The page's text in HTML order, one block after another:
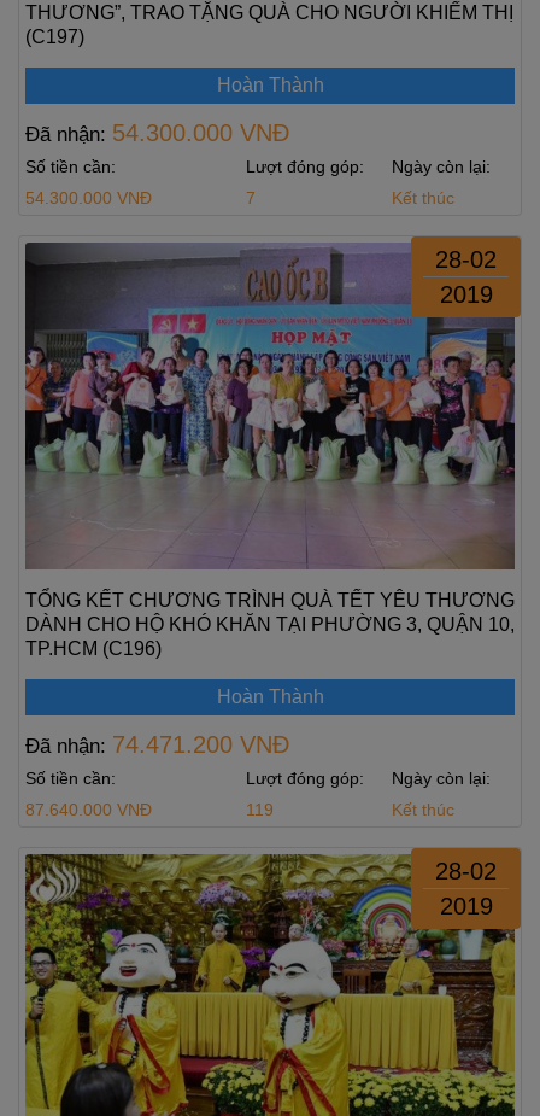
THƯƠNG”, TRAO TẶNG QUÀ CHO NGƯỜI KHIẾM THỊ
(C197)
Hoàn Thành
Đã nhận: 54.300.000 VNĐ
Số tiền cần:
54.300.000 VNĐ
Lượt đóng góp:
7
Ngày còn lại:
Kết thúc
28-02
2019
TỔNG KẾT CHƯƠNG TRÌNH QUÀ TẾT YÊU THƯƠNG
DÀNH CHO HỘ KHÓ KHĂN TẠI PHƯỜNG 3, QUẬN 10,
TP.HCM (C196)
Hoàn Thành
Đã nhận: 74.471.200 VNĐ
Số tiền cần:
87.640.000 VNĐ
Lượt đóng góp:
119
Ngày còn lại:
Kết thúc
28-02
2019